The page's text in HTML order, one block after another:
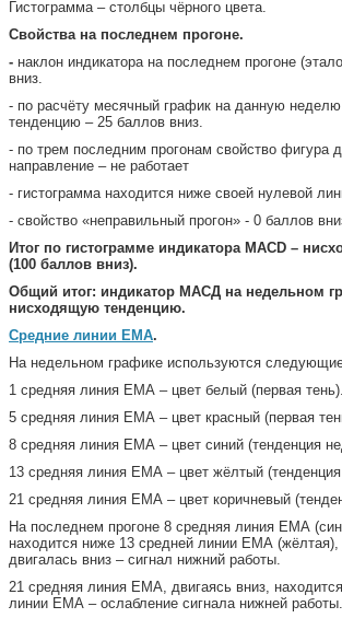
Гистограмма – столбцы чёрного цвета.
Свойства на последнем прогоне.
- наклон индикатора на последнем прогоне
вниз.
- по расчёту месячный график на данную
тенденцию – 25 баллов вниз.
- по трем последним прогонам свойство фигура
направление – не работает
- гистограмма находится ниже своей нулевой
- свойство «неправильный прогон» - 0 баллов
Итог по гистограмме индикатора МАСD –
(100 баллов вниз).
Общий итог: индикатор МАСД на недельном
нисходящую тенденцию.
Средние линии ЕМА.
На недельном графике используются
1 средняя линия ЕМА – цвет белый (первая тень).
5 средняя линия ЕМА – цвет красный (первая
8 средняя линия ЕМА – цвет синий (тенденция
13 средняя линия ЕМА – цвет жёлтый
21 средняя линия ЕМА – цвет коричневый
На последнем прогоне 8 средняя линия ЕМА
находится ниже 13 средней линии ЕМА (жёлтая),
двигалась вниз – сигнал нижний работы.
21 средняя линия ЕМА, двигаясь вниз,
линии ЕМА – ослабление сигнала нижней работы.